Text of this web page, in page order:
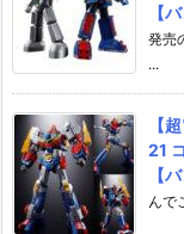
【
発売
...
【
21
【
んで